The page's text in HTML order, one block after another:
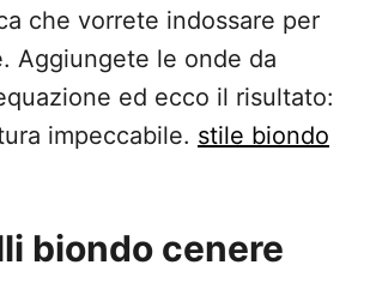
che vorrete indossare per
Aggiungete le onde da
ed ecco il risultato:
impeccabile. stile biondo
biondo cenere